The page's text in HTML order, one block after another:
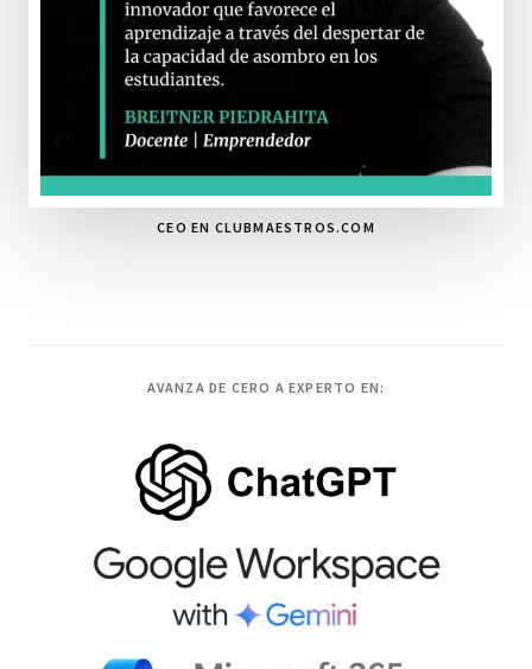
CEO EN CLUBMAESTROS.COM
AVANZA DE CERO A EXPERTO EN: